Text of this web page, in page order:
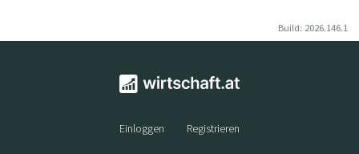
Build: 2026.146.1
Einloggen Registrieren